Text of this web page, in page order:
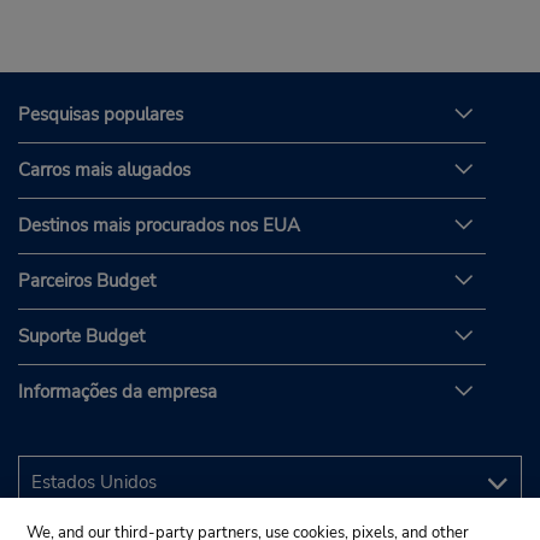
Pesquisas populares
Carros mais alugados
Destinos mais procurados nos EUA
Parceiros Budget
Suporte Budget
Informações da empresa
We, and our third-party partners, use cookies, pixels, and other